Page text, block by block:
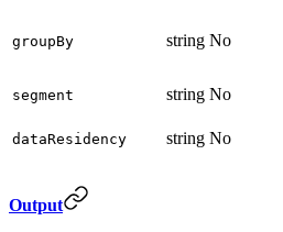
groupBy string No
segment string No
dataResidency string No
Output